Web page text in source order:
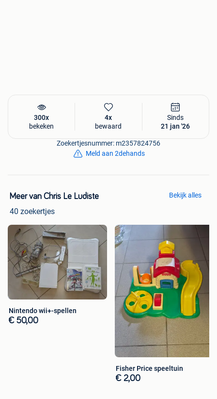
300x
bekeken
4x
bewaard
Sinds
21 jan '26
Zoekertjesnummer: m2357824756
Meld aan 2dehands
Meer van Chris Le Ludiste
40 zoekertjes
Bekijk alles
Nintendo wii+-spellen
€ 50,00
Fisher Price speeltuin
€ 2,00